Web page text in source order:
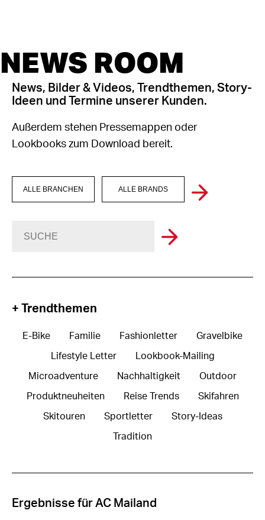
NEWS ROOM
News, Bilder & Videos, Trendthemen, Story-
Ideen und Termine unserer Kunden.
Außerdem stehen Pressemappen oder
Lookbooks zum Download bereit.
ALLE BRANCHEN ALLE BRANDS
+ Trendthemen
E-Bike Familie Fashionletter Gravelbike
Lifestyle Letter Lookbook-Mailing
Microadventure Nachhaltigkeit Outdoor
Produktneuheiten Reise Trends Skifahren
Skitouren Sportletter Story-Ideas
Tradition
Ergebnisse für AC Mailand